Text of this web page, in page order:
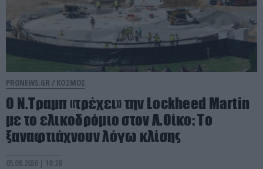
PRONEWS.GR / ΚΟΣΜΟΣ
Ο Ν.Τραμπ «τρέχει» την Lockheed Martin
με το ελικοδρόμιο στον Λ.Οίκο: Το
ξαναφτιάχνουν λόγω κλίσης
05.08.2026 | 18:28